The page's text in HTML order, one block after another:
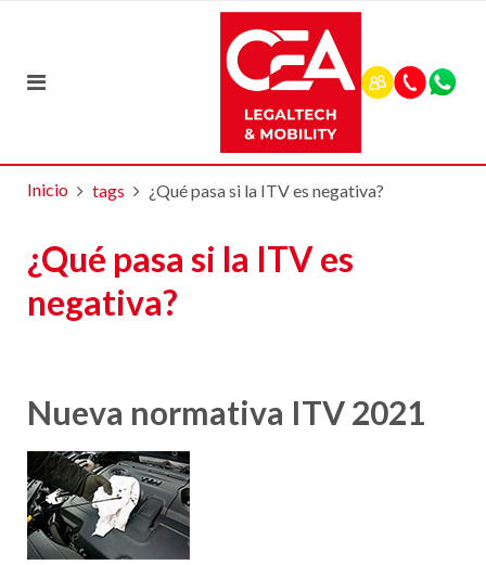
Inicio tags ¿Qué pasa si la ITV es negativa?
¿Qué pasa si la ITV es
negativa?
Nueva normativa ITV 2021